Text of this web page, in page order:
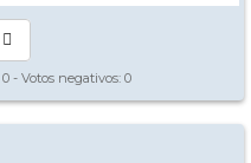
0 - Votos negativos: 0